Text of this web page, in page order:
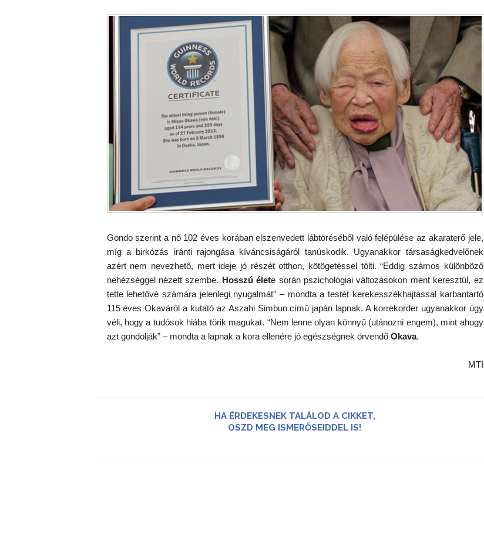
Gondo szerint a nő 102 éves korában elszenvedett lábtöréséből való felépülése az akaraterő jele,
míg a birkózás iránti rajongása kíváncsiságáról tanúskodik. Ugyanakkor társaságkedvelőnek
azért nem nevezhető, mert ideje jó részét otthon, kötögetéssel tölti. “Eddig számos különböző
nehézséggel nézett szembe. Hosszú élete során pszichológiai változásokon ment keresztül, ez
tette lehetővé számára jelenlegi nyugalmát” – mondta a testét kerekesszékhajtással karbantartó
115 éves Okaváról a kutató az Aszahi Simbun című japán lapnak. A korrekorder ugyanakkor úgy
véli, hogy a tudósok hiába törik magukat. “Nem lenne olyan könnyű (utánozni engem), mint ahogy
azt gondolják” – mondta a lapnak a kora ellenére jó egészségnek örvendő Okava.
MTI
HA ÉRDEKESNEK TALÁLOD A CIKKET,
OSZD MEG ISMERŐSEIDDEL IS!